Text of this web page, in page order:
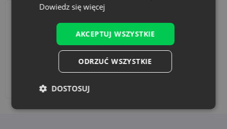
Dodaj nadruk
Dowiedz się więcej
AKCEPTUJ WSZYSTKIE
ODRZUĆ WSZYSTKIE
DOSTOSUJ